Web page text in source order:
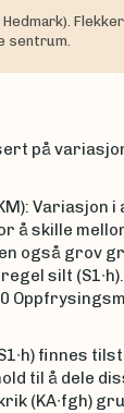
sentrum.
på
Variasjon
å skille
også grov
silt
finnes
til å dele
(KA∙fgh)